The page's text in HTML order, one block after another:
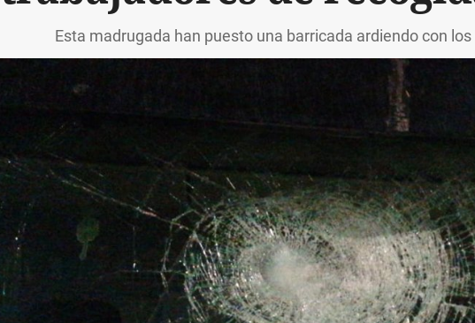
Esta madrugada han puesto una barricada ardiendo con